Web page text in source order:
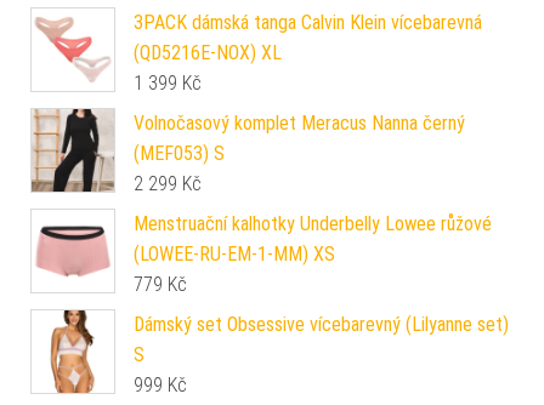
3PACK dámská tanga Calvin Klein vícebarevná
(QD5216E-NOX) XL
1 399 Kč
Volnočasový komplet Meracus Nanna černý
(MEF053) S
2 299 Kč
Menstruační kalhotky Underbelly Lowee růžové
(LOWEE-RU-EM-1-MM) XS
779 Kč
Dámský set Obsessive vícebarevný (Lilyanne set)
S
999 Kč